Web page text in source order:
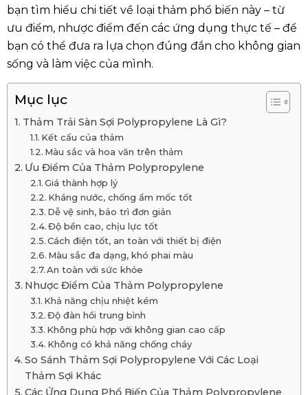
bạn tìm hiểu chi tiết về loại thảm phổ biến này – từ
ưu điểm, nhược điểm đến các ứng dụng thực tế – để
bạn có thể đưa ra lựa chọn đúng đắn cho không gian
sống và làm việc của mình.
Mục lục
Thảm Trải Sàn Sợi Polypropylene Là Gì?
Kết cấu của thảm
Màu sắc và hoa văn trên thảm
Ưu Điểm Của Thảm Polypropylene
Giá thành hợp lý
Kháng nước, chống ẩm mốc tốt
Dễ vệ sinh, bảo trì đơn giản
Độ bền cao, chịu lực tốt
Cách điện tốt, an toàn với thiết bị điện
Màu sắc đa dạng, khó phai màu
An toàn với sức khỏe
Nhược Điểm Của Thảm Polypropylene
Khả năng chịu nhiệt kém
Độ đàn hồi trung bình
Không phù hợp với không gian cao cấp
Không có khả năng chống cháy
So Sánh Thảm Sợi Polypropylene Với Các Loại
Thảm Sợi Khác
Các Ứng Dụng Phổ Biến Của Thảm Polypropylene